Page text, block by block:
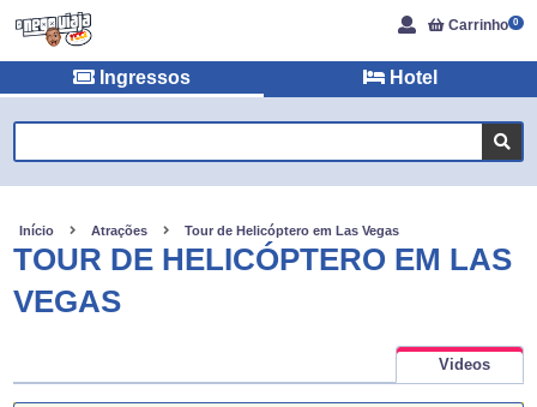
Carrinho 0
Ingressos Hotel
Início Atrações Tour de Helicóptero em Las Vegas
TOUR DE HELICÓPTERO EM LAS
VEGAS
Videos